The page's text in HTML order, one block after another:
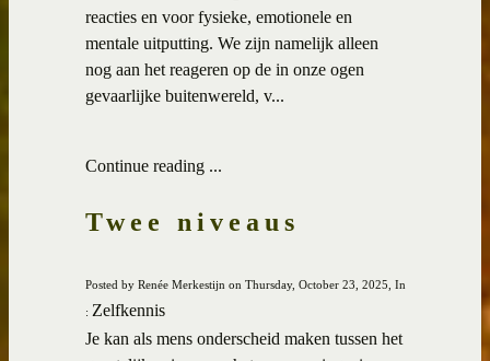
reacties en voor fysieke, emotionele en
mentale uitputting. We zijn namelijk alleen
nog aan het reageren op de in onze ogen
gevaarlijke buitenwereld, v...
Continue reading ...
Twee niveaus
Posted by Renée Merkestijn on Thursday, October 23, 2025, In
: Zelfkennis
Je kan als mens onderscheid maken tussen het